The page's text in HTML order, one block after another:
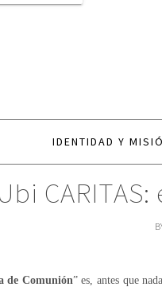
IDENTIDAD Y
CARITAS:
de Comunión” es, antes que